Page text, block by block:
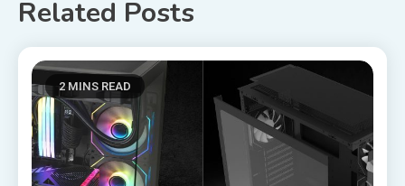
Related Posts
2 MINS READ